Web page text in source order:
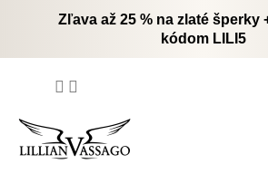
Zľava až 25 % na zlaté šperky
kódom LILI5